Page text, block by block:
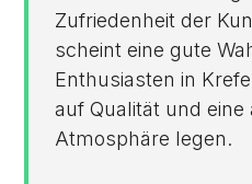
Zufriedenheit der
scheint eine gute
Enthusiasten in
auf Qualität und eine
Atmosphäre legen.